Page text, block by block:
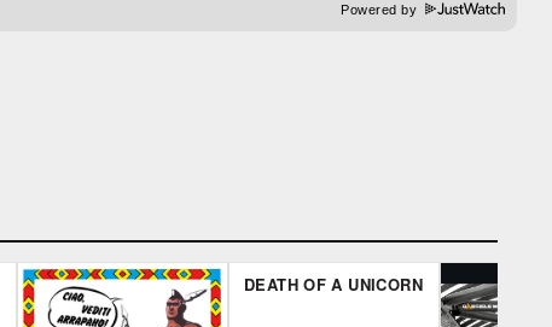
Powered by
DEATH OF A UNICORN